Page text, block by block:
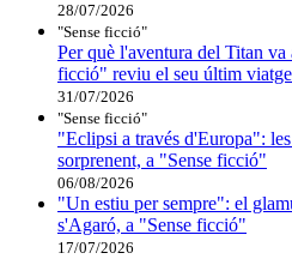
28/07/2026
"Sense ficció"
Per què l'aventura del Titan va
ficció" reviu el seu últim
31/07/2026
"Sense ficció"
"Eclipsi a través d'Europa":
sorprenent, a "Sense ficció"
06/08/2026
"Un estiu per sempre": el
s'Agaró, a "Sense ficció"
17/07/2026